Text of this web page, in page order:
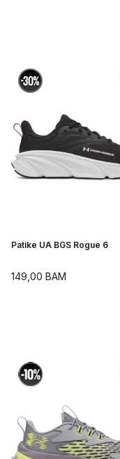
Patike UA BGS Rogue 6
149,00 BAM